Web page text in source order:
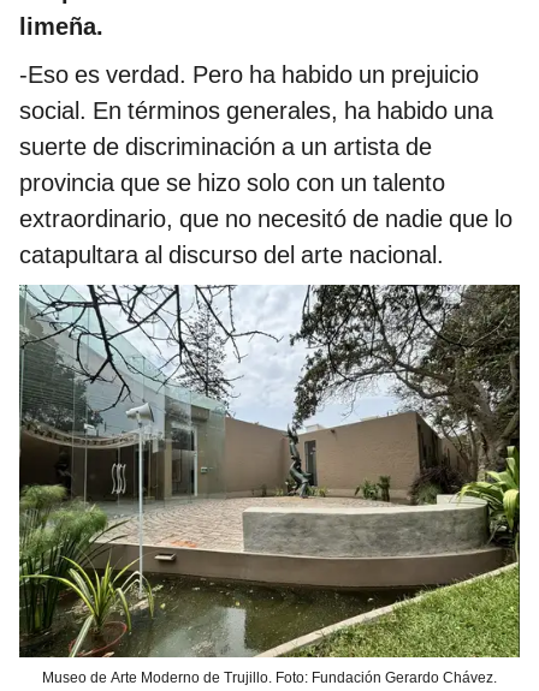
limeña.
-Eso es verdad. Pero ha habido un prejuicio
social. En términos generales, ha habido una
suerte de discriminación a un artista de
provincia que se hizo solo con un talento
extraordinario, que no necesitó de nadie que lo
catapultara al discurso del arte nacional.
Museo de Arte Moderno de Trujillo. Foto: Fundación Gerardo Chávez.